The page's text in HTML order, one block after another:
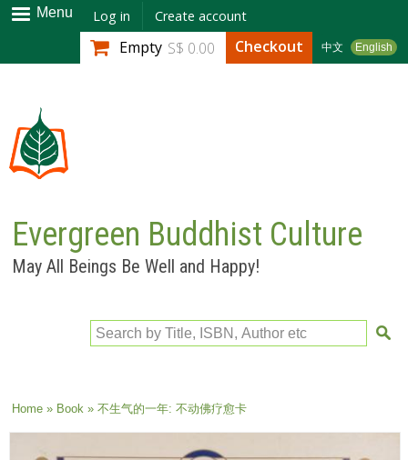
Skip to
main
content
Menu Log in Create account
中文 English
Empty S$ 0.00 Checkout
Evergreen Buddhist Culture
May All Beings Be Well and Happy!
Search by Title, ISBN, Author etc
You are here
Home» Book» 不生气的一年: 不动佛疗愈卡